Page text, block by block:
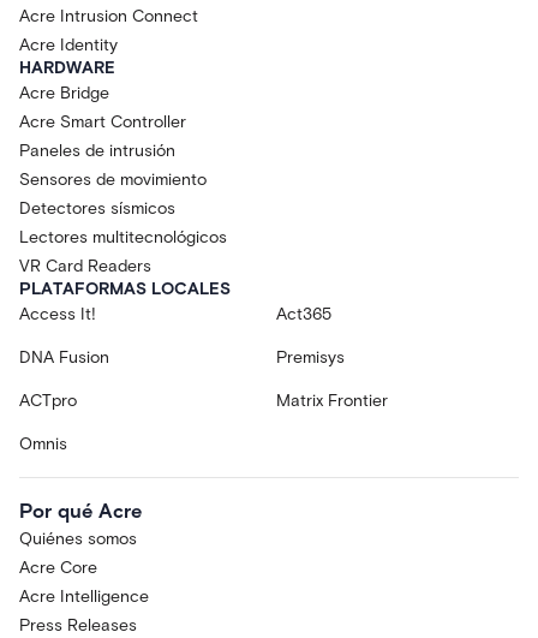
Acre Intrusion Connect
Acre Identity
HARDWARE
Acre Bridge
Acre Smart Controller
Paneles de intrusión
Sensores de movimiento
Detectores sísmicos
Lectores multitecnológicos
VR Card Readers
PLATAFORMAS LOCALES
Access It!
Act365
DNA Fusion Premisys
ACTpro Matrix Frontier
Omnis
Por qué Acre
Quiénes somos
Acre Core
Acre Intelligence
Press Releases